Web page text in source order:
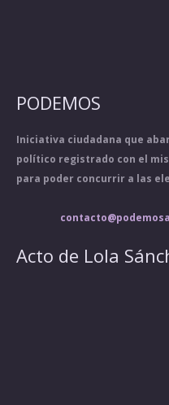
PODEMOS
Iniciativa ciudadana que
político registrado con el
para poder concurrir a las
Acto de Lola